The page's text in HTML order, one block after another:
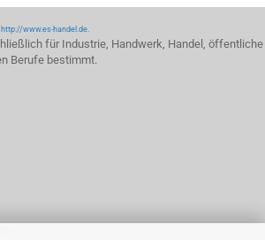
http://www.es-handel.de.
für Industrie, Handwerk, Handel, öffentliche
Berufe bestimmt.